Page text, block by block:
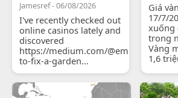
Jamesref - 06/08/2026
I've recently checked out
online casinos lately and
discovered
https://medium.com/
to-fix-a-garden...
Giá
17/7/
xuống
trong
Vàng
1,6